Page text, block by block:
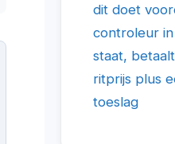
dit doet
controleur
staat,
ritprijs plus
toeslag